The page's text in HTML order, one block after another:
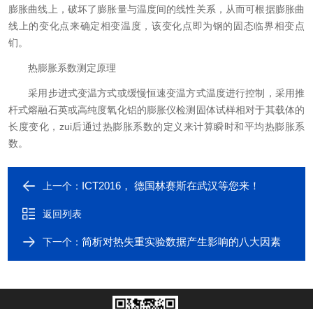
膨胀曲线上，破坏了膨胀量与温度间的线性关系，从而可根据膨胀曲
线上的变化点来确定相变温度，该变化点即为钢的固态临界相变点
钔。
热膨胀系数测定原理
采用步进式变温方式或缓慢恒速变温方式温度进行控制，采用推
杆式熔融石英或高纯度氧化铝的膨胀仪检测固体试样相对于其载体的
长度变化，zui后通过热膨胀系数的定义来计算瞬时和平均热膨胀系
数。
上一个： ICT2016， 德国林赛斯在武汉等您来！
返回列表
下一个：简析对热失重实验数据产生影响的八大因素